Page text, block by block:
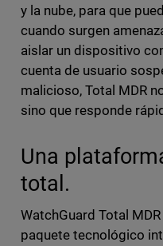
y la nube, para que
cuando surgen
aislar un dispositivo
cuenta de usuario
malicioso, Total MDR
sino que responde
Una
total.
WatchGuard Total
paquete tecnológico